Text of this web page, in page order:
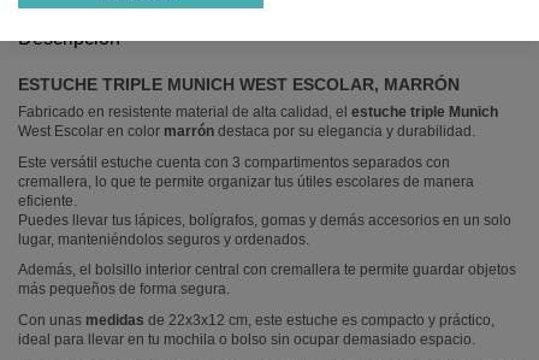
Descripción
ESTUCHE TRIPLE MUNICH WEST ESCOLAR, MARRÓN
Fabricado en resistente material de alta calidad, el estuche triple Munich
West Escolar en color marrón destaca por su elegancia y durabilidad.
Este versátil estuche cuenta con 3 compartimentos separados con
cremallera, lo que te permite organizar tus útiles escolares de manera
eficiente.
Puedes llevar tus lápices, bolígrafos, gomas y demás accesorios en un solo
lugar, manteniéndolos seguros y ordenados.
Además, el bolsillo interior central con cremallera te permite guardar objetos
más pequeños de forma segura.
Con unas medidas de 22x3x12 cm, este estuche es compacto y práctico,
ideal para llevar en tu mochila o bolso sin ocupar demasiado espacio.